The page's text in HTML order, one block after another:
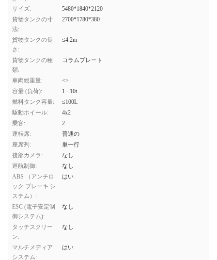
サイズ:
5480*1840*2120
貨物タンクの寸
法:
2700*1780*380
貨物タンクの長
さ:
≤4.2m
貨物タンクの種
類:
コラムプレート
車両総重量:
<>
容量 (負荷):
1 - 10t
燃料タンク容量:
≤100L
駆動ホイール:
4x2
乗客:
2
運転席:
普通の
座席列:
単一行
後部カメラ:
なし
巡航制御:
なし
ABS （アンチロ
ック ブレーキ シ
ステム）:
はい
ESC (電子安定制
御システム):
なし
タッチスクリー
ン:
なし
マルチメディア
システム:
はい